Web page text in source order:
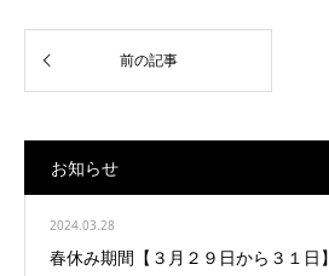
お知らせ
2024.03.28
春休み期間【３月２９日から３１日】